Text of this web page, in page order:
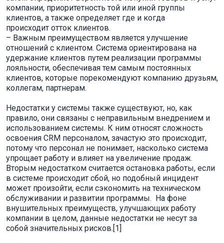
компании, приоритетность той или иной группы
клиентов, а также определяет где и когда
происходит отток клиентов.
– Важным преимуществом является улучшение
отношений с клиентом. Система ориентирована на
удержание клиентов путем реализации программы
лояльности, обеспечивая тем самым постоянных
клиентов, которые порекомендуют компанию друзьям,
коллегам, партнерам.
Недостатки у системы также существуют, но, как
правило, они связаны с неправильным внедрением и
использованием системы. К ним относят сложность
освоения CRM персоналом, зачастую это происходит,
потому что персонал не понимает, насколько система
упрощает работу и влияет на увеличение продаж.
Вторым недостатком считается остановка работы, если
в системе происходит сбой, но подобный инцидент
может произойти, если сэкономить на техническом
обслуживании и развитии программы. На фоне
внушительных преимуществ, улучшающих работу
компании в целом, данные недостатки не несут за
собой значительных рисков.[1]